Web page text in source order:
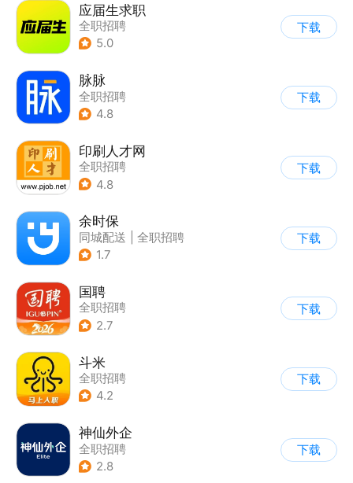
应届生求职
全职招聘
5.0
下载
脉脉
全职招聘
4.8
下载
印刷人才网
全职招聘
4.8
下载
余时保
同城配送
全职招聘
1.7
下载
国聘
全职招聘
2.7
下载
斗米
全职招聘
4.2
下载
神仙外企
全职招聘
2.8
下载